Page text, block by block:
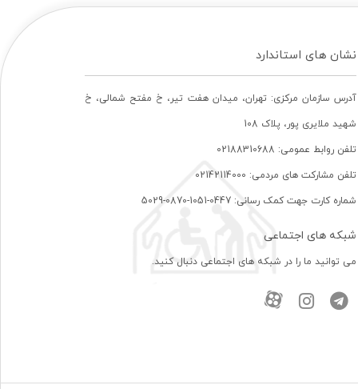
نشان های استاندارد
آدرس سازمان مرکزی: تهران، ميدان هفت تير، خ مفتح شمالی، خ
شهيد ملايری پور، پلاک 108
تلفن روابط عمومی: 02188310688
تلفن مشارکت های مردمی: 02142114000
شماره کارت جهت کمک رسانی: 0447-1051-0870-5029
شبکه های اجتماعی
می توانید ما را در شبکه های اجتماعی دنبال کنید.